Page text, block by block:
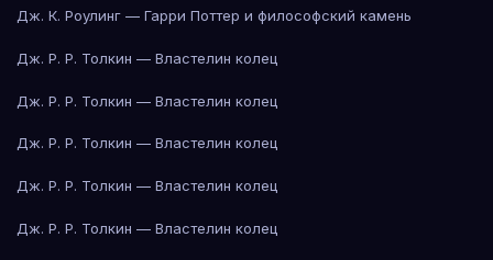
Дж. К. Роулинг — Гарри Поттер и философский камень
Дж. Р. Р. Толкин — Властелин колец
Дж. Р. Р. Толкин — Властелин колец
Дж. Р. Р. Толкин — Властелин колец
Дж. Р. Р. Толкин — Властелин колец
Дж. Р. Р. Толкин — Властелин колец